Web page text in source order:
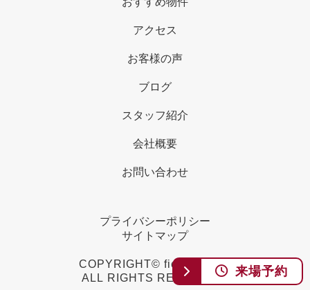
来場予約
アクセス
お客様の声
ブログ
スタッフ紹介
会社概要
お問い合わせ
プライバシーポリシー
サイトマップ
COPYRIGHT© field choice.
ALL RIGHTS RESERVED.